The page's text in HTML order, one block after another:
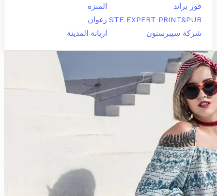
فور براند
المنزه
STE EXPERT PRINT&PUB زغوان
شركة سيبرستون
اريانة المدينة